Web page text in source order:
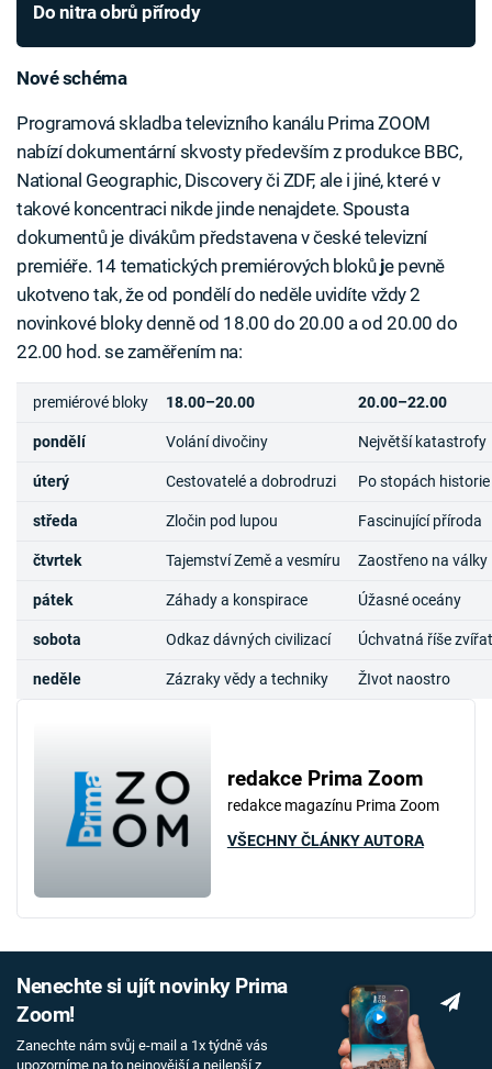
Do nitra obrů přírody
Nové schéma
Programová skladba televizního kanálu Prima ZOOM
nabízí dokumentární skvosty především z produkce BBC,
National Geographic, Discovery či ZDF, ale i jiné, které v
takové koncentraci nikde jinde nenajdete. Spousta
dokumentů je divákům představena v české televizní
premiéře. 14 tematických premiérových bloků je pevně
ukotveno tak, že od pondělí do neděle uvidíte vždy 2
novinkové bloky denně od 18.00 do 20.00 a od 20.00 do
22.00 hod. se zaměřením na:
premiérové bloky 18.00–20.00 20.00–22.00
pondělí Volání divočiny Největší katastrofy
úterý Cestovatelé a dobrodruzi Po stopách historie
středa Zločin pod lupou Fascinující příroda
čtvrtek Tajemství Země a vesmíru Zaostřeno na války
pátek Záhady a konspirace Úžasné oceány
sobota Odkaz dávných civilizací Úchvatná říše zvířat
neděle Zázraky vědy a techniky ŽIvot naostro
redakce Prima Zoom
redakce magazínu Prima Zoom
VŠECHNY ČLÁNKY AUTORA
Nenechte si ujít novinky Prima
Zoom!
Zanechte nám svůj e-mail a 1x týdně vás
upozorníme na to nejnovější a nejlepší z